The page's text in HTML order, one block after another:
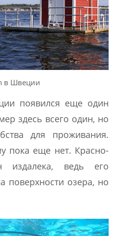
в Швеции
появился еще один
здесь всего один, но
для проживания.
пока еще нет. Красно-
издалека, ведь его
поверхности озера, но